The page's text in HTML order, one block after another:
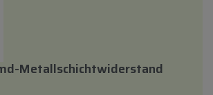
Metallschichtwiderstand